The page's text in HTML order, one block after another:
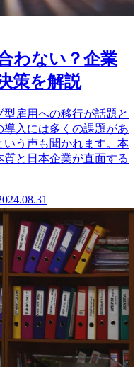
わない？企業
策を解説
雇用への移行が話題と
入には多くの課題があ
いう声も聞かれます。本
と日本企業が直面する